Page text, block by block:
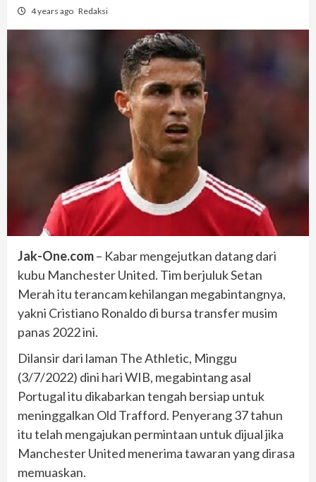
4 years ago Redaksi
Jak-One.com– Kabar mengejutkan datang dari
kubu Manchester United. Tim berjuluk Setan
Merah itu terancam kehilangan megabintangnya,
yakni Cristiano Ronaldo di bursa transfer musim
panas 2022 ini.
Dilansir dari laman The Athletic, Minggu
(3/7/2022) dini hari WIB, megabintang asal
Portugal itu dikabarkan tengah bersiap untuk
meninggalkan Old Trafford. Penyerang 37 tahun
itu telah mengajukan permintaan untuk dijual jika
Manchester United menerima tawaran yang dirasa
memuaskan.